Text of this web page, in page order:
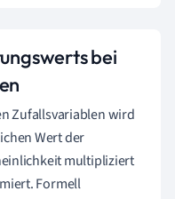
bei
Zufallsvariablen wird
Wert der
multipliziert
Formell